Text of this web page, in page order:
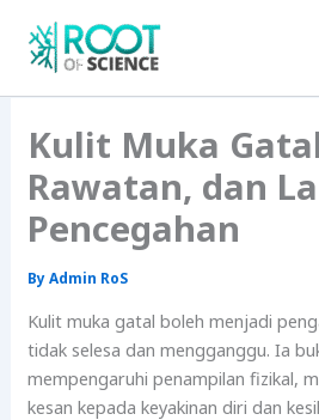
content
Kulit Muka
Rawatan, dan
Pencegahan
ByAdmin RoS
Kulit muka gatal boleh menjadi
tidak selesa dan mengganggu. Ia
mempengaruhi penampilan fizikal,
kesan kepada keyakinan diri dan